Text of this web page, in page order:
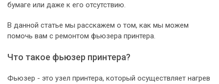
бумаге или даже к его отсутствию.
В данной статье мы расскажем о том, как мы можем
помочь вам с ремонтом фьюзера принтера.
Что такое фьюзер принтера?
Фьюзер - это узел принтера, который осуществляет нагрев